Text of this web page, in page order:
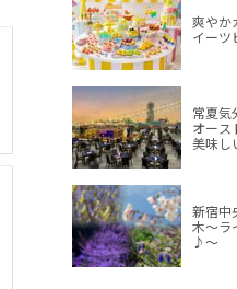
爽やか
イー
常夏気
オース
美味し
新宿中
木～ラ
♪～